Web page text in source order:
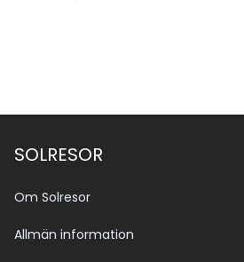
SOLRESOR
Om Solresor
Allmän information